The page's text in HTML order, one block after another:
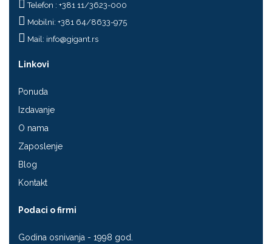
Telefon : +381 11/3623-000
Mobilni: +381 64/8633-975
Mail: info@gigant.rs
Linkovi
Ponuda
Izdavanje
O nama
Zaposlenje
Blog
Kontakt
Podaci o firmi
Godina osnivanja - 1998 god.